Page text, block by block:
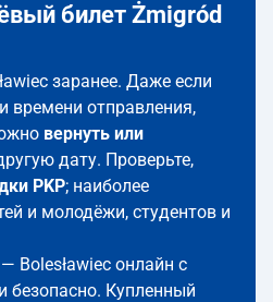
билет Żmigród
заранее. Даже если
времени отправления,
вернуть или
дату. Проверьте,
PKP; наиболее
и молодёжи, студентов и
Bolesławiec онлайн с
безопасно. Купленный